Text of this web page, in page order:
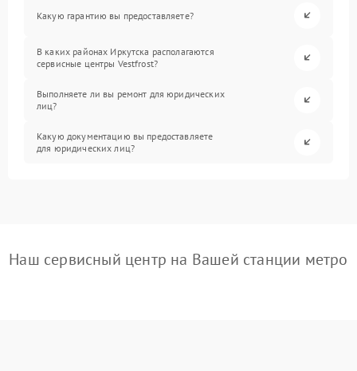
Какую гарантию вы предоставляете?
В каких районах Иркутска располагаются
сервисные центры Vestfrost?
Выполняете ли вы ремонт для юридических
лиц?
Какую документацию вы предоставляете
для юридических лиц?
Наш сервисный центр на Вашей станции метро